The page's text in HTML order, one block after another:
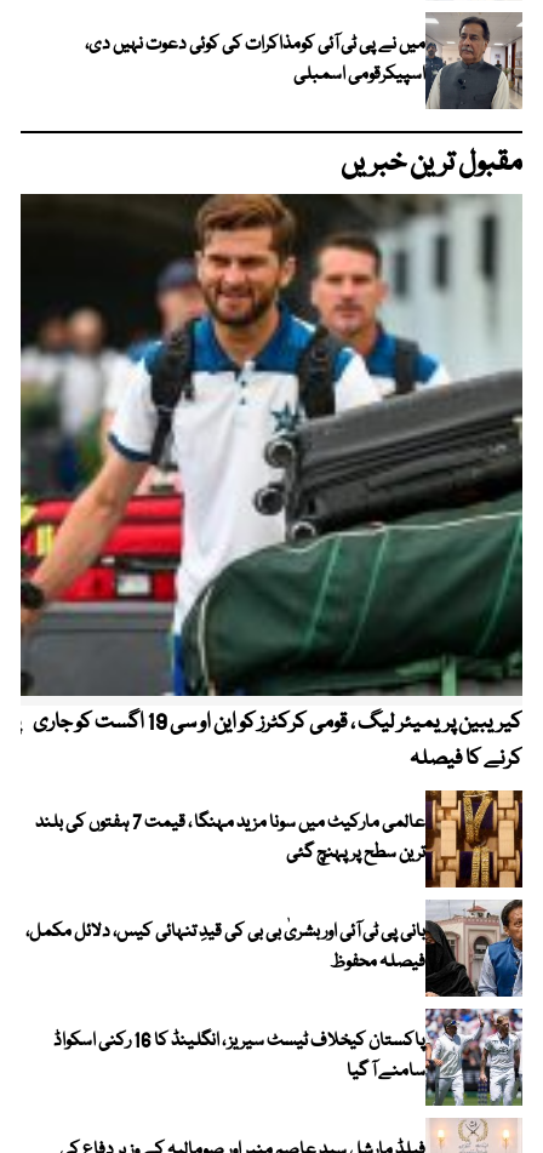
میں نے پی ٹی آئی کومذاکرات کی کوئی دعوت نہیں دی،
اسپیکرقومی اسمبلی
مقبول ترین خبریں
کیریبین پریمیئر لیگ ، قومی کرکٹرز کو این او سی 19 اگست کو جاری
کرنے کا فیصلہ
عالمی مارکیٹ میں سونا مزید مہنگا ، قیمت 7 ہفتوں کی بلند
ترین سطح پر پہنچ گئی
بانی پی ٹی آئی اور بشریٰ بی بی کی قیدِ تنہائی کیس، دلائل مکمل،
فیصلہ محفوظ
پاکستان کیخلاف ٹیسٹ سیریز ، انگلینڈ کا 16 رکنی اسکواڈ
سامنے آ گیا